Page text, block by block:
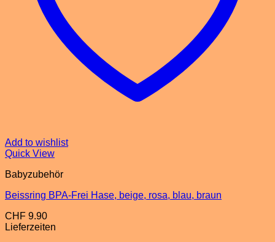
Add to wishlist
Quick View
Babyzubehör
Beissring BPA-Frei Hase, beige, rosa, blau, braun
CHF 9.90
Lieferzeiten